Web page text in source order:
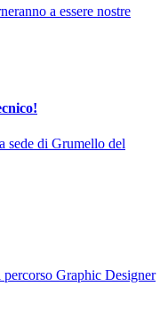
a essere nostre
sede di Grumello del
Graphic Designer